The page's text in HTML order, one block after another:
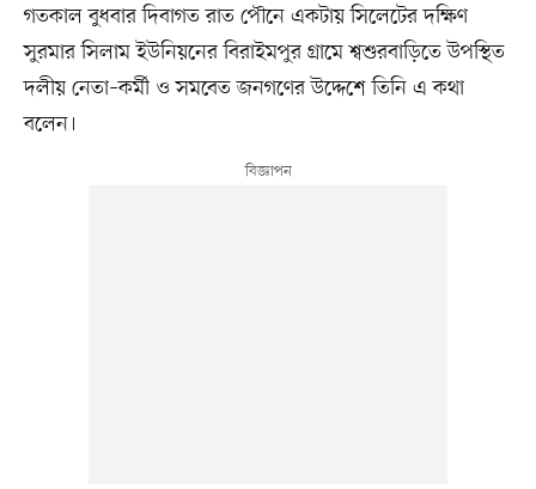
গতকাল বুধবার দিবাগত রাত পৌনে একটায় সিলেটের দক্ষিণ
সুরমার সিলাম ইউনিয়নের বিরাইমপুর গ্রামে শ্বশুরবাড়িতে উপস্থিত
দলীয় নেতা–কর্মী ও সমবেত জনগণের উদ্দেশে তিনি এ কথা
বলেন।